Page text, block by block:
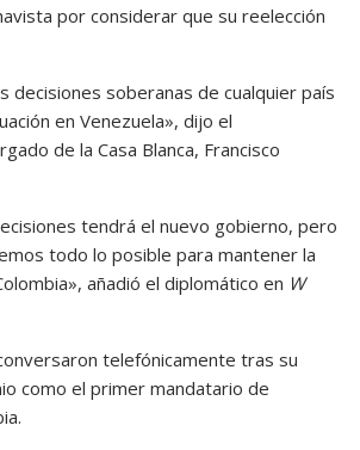
por considerar que su reelección
decisiones soberanas de cualquier país
en Venezuela», dijo el
de la Casa Blanca, Francisco
tendrá el nuevo gobierno, pero
todo lo posible para mantener la
añadió el diplomático en W
telefónicamente tras su
como el primer mandatario de